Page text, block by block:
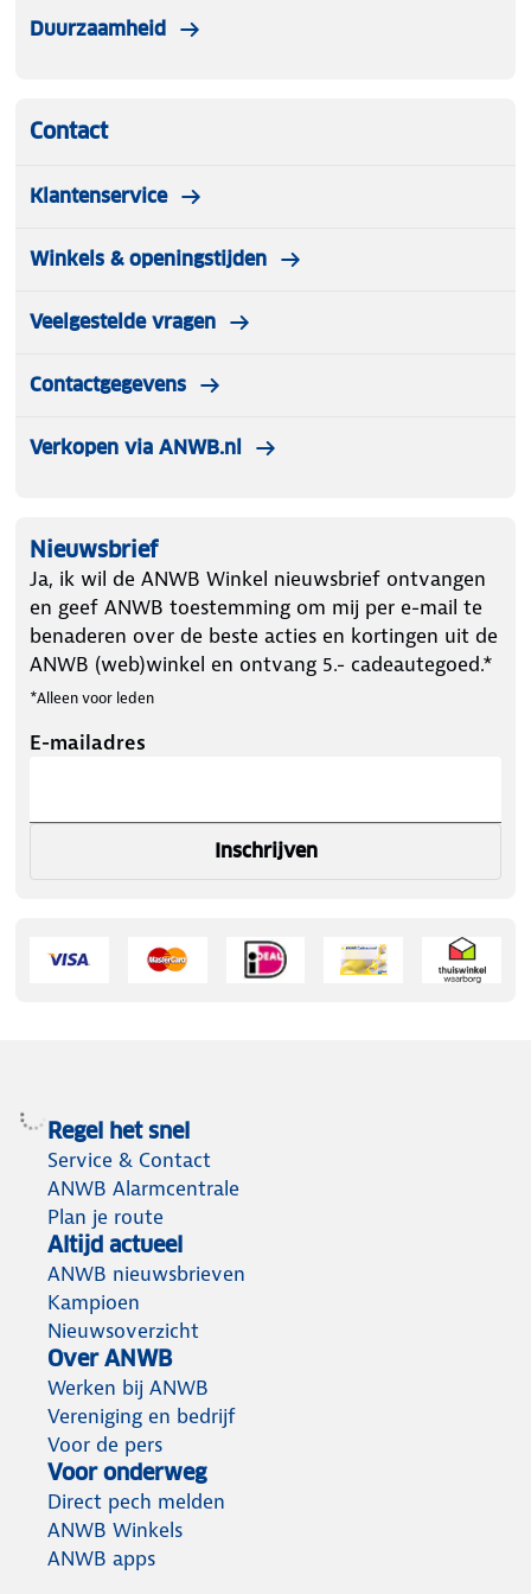
volledig opgeladen en gebruiksklaar. Dat bespaart
Duurzaamheid
Contact
Klantenservice
Winkels & openingstijden
Veelgestelde vragen
Contactgegevens
Verkopen via ANWB.nl
Nieuwsbrief
Ja, ik wil de ANWB Winkel nieuwsbrief ontvangen
en geef ANWB toestemming om mij per e-mail te
benaderen over de beste acties en kortingen uit de
ANWB (web)winkel en ontvang 5.- cadeautegoed.*
*Alleen voor leden
E-mailadres
Inschrijven
Regel het snel
Service & Contact
ANWB Alarmcentrale
Plan je route
Altijd actueel
ANWB nieuwsbrieven
Kampioen
Nieuwsoverzicht
Over ANWB
Werken bij ANWB
Vereniging en bedrijf
Voor de pers
Voor onderweg
Direct pech melden
ANWB Winkels
ANWB apps